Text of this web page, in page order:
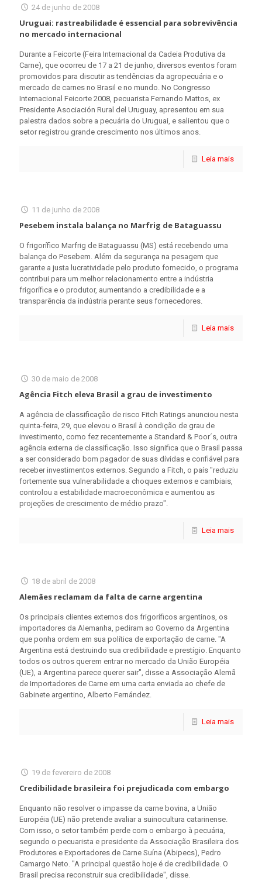
24 de junho de 2008
Uruguai: rastreabilidade é essencial para sobrevivência
no mercado internacional
Durante a Feicorte (Feira Internacional da Cadeia Produtiva da
Carne), que ocorreu de 17 a 21 de junho, diversos eventos foram
promovidos para discutir as tendências da agropecuária e o
mercado de carnes no Brasil e no mundo. No Congresso
Internacional Feicorte 2008, pecuarista Fernando Mattos, ex
Presidente Asociación Rural del Uruguay, apresentou em sua
palestra dados sobre a pecuária do Uruguai, e salientou que o
setor registrou grande crescimento nos últimos anos.
Leia mais
11 de junho de 2008
Pesebem instala balança no Marfrig de Bataguassu
O frigorífico Marfrig de Bataguassu (MS) está recebendo uma
balança do Pesebem. Além da segurança na pesagem que
garante a justa lucratividade pelo produto fornecido, o programa
contribui para um melhor relacionamento entre a indústria
frigorífica e o produtor, aumentando a credibilidade e a
transparência da indústria perante seus fornecedores.
Leia mais
30 de maio de 2008
Agência Fitch eleva Brasil a grau de investimento
A agência de classificação de risco Fitch Ratings anunciou nesta
quinta-feira, 29, que elevou o Brasil à condição de grau de
investimento, como fez recentemente a Standard & Poor´s, outra
agência externa de classificação. Isso significa que o Brasil passa
a ser considerado bom pagador de suas dívidas e confiável para
receber investimentos externos. Segundo a Fitch, o país "reduziu
fortemente sua vulnerabilidade a choques externos e cambiais,
controlou a estabilidade macroeconômica e aumentou as
projeções de crescimento de médio prazo".
Leia mais
18 de abril de 2008
Alemães reclamam da falta de carne argentina
Os principais clientes externos dos frigoríficos argentinos, os
importadores da Alemanha, pediram ao Governo da Argentina
que ponha ordem em sua política de exportação de carne. "A
Argentina está destruindo sua credibilidade e prestígio. Enquanto
todos os outros querem entrar no mercado da União Européia
(UE), a Argentina parece querer sair", disse a Associação Alemã
de Importadores de Carne em uma carta enviada ao chefe de
Gabinete argentino, Alberto Fernández.
Leia mais
19 de fevereiro de 2008
Credibilidade brasileira foi prejudicada com embargo
Enquanto não resolver o impasse da carne bovina, a União
Européia (UE) não pretende avaliar a suinocultura catarinense.
Com isso, o setor também perde com o embargo à pecuária,
segundo o pecuarista e presidente da Associação Brasileira dos
Produtores e Exportadores de Carne Suína (Abipecs), Pedro
Camargo Neto. "A principal questão hoje é de credibilidade. O
Brasil precisa reconstruir sua credibilidade", disse.